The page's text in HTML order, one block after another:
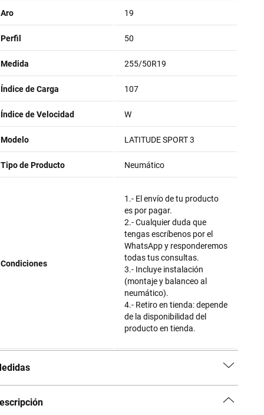
Aro 19
Perfil 50
Medida 255/50R19
Índice de Carga 107
Índice de Velocidad W
Modelo LATITUDE SPORT 3
Tipo de Producto Neumático
Condiciones
1.- El envío de tu producto
es por pagar.
2.- Cualquier duda que
tengas escríbenos por el
WhatsApp y responderemos
todas tus consultas.
3.- Incluye instalación
(montaje y balanceo al
neumático).
4.- Retiro en tienda: depende
de la disponibilidad del
producto en tienda.